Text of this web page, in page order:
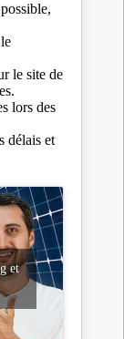
le site de
lors des
délais et
et